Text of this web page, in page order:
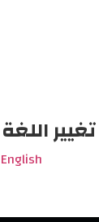
English